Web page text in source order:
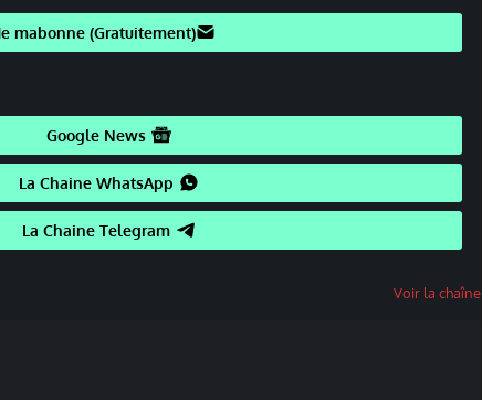
mabonne (Gratuitement)
Google News
La Chaine WhatsApp
La Chaine Telegram
Voir la chaîne